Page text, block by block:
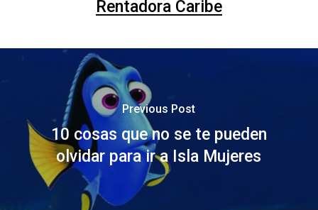
Rentadora Caribe
Previous Post
10 cosas que no se te pueden
olvidar para ir a Isla Mujeres